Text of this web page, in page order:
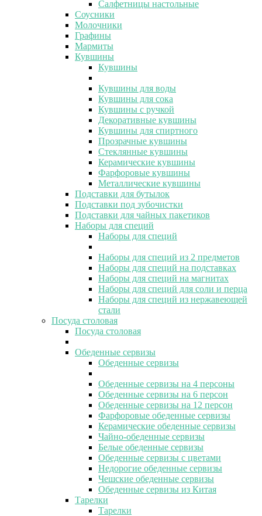
Салфетницы настольные
Соусники
Молочники
Графины
Мармиты
Кувшины
Кувшины
Кувшины для воды
Кувшины для сока
Кувшины с ручкой
Декоративные кувшины
Кувшины для спиртного
Прозрачные кувшины
Стеклянные кувшины
Керамические кувшины
Фарфоровые кувшины
Металлические кувшины
Подставки для бутылок
Подставки под зубочистки
Подставки для чайных пакетиков
Наборы для специй
Наборы для специй
Наборы для специй из 2 предметов
Наборы для специй на подставках
Наборы для специй на магнитах
Наборы для специй для соли и перца
Наборы для специй из нержавеющей
стали
Посуда столовая
Посуда столовая
Обеденные сервизы
Обеденные сервизы
Обеденные сервизы на 4 персоны
Обеденные сервизы на 6 персон
Обеденные сервизы на 12 персон
Фарфоровые обеденные сервизы
Керамические обеденные сервизы
Чайно-обеденные сервизы
Белые обеденные сервизы
Обеденные сервизы с цветами
Недорогие обеденные сервизы
Чешские обеденные сервизы
Обеденные сервизы из Китая
Тарелки
Тарелки